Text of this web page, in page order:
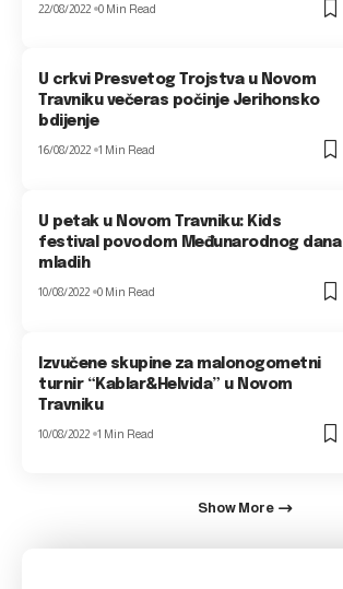
22/08/2022 0 Min Read
U crkvi Presvetog Trojstva u Novom
Travniku večeras počinje Jerihonsko
bdijenje
16/08/2022 1 Min Read
U petak u Novom Travniku: Kids
festival povodom Međunarodnog dana
mladih
10/08/2022 0 Min Read
Izvučene skupine za malonogometni
turnir “Kablar&Helvida” u Novom
Travniku
10/08/2022 1 Min Read
Show More